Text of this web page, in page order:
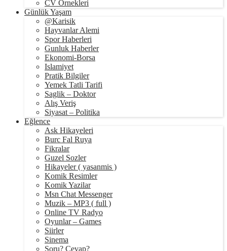
CV Ornekleri
Günlük Yaşam
@Karisik
Hayvanlar Alemi
Spor Haberleri
Gunluk Haberler
Ekonomi-Borsa
Islamiyet
Pratik Bilgiler
Yemek Tatli Tarifi
Saglik – Doktor
Alış Veriş
Siyasat – Politika
Eğlence
Ask Hikayeleri
Burc Fal Ruya
Fikralar
Guzel Sozler
Hikayeler ( yasanmis )
Komik Resimler
Komik Yazilar
Msn Chat Messenger
Muzik – MP3 ( full )
Online TV Radyo
Oyunlar – Games
Siirler
Sinema
Soru? Cevap?